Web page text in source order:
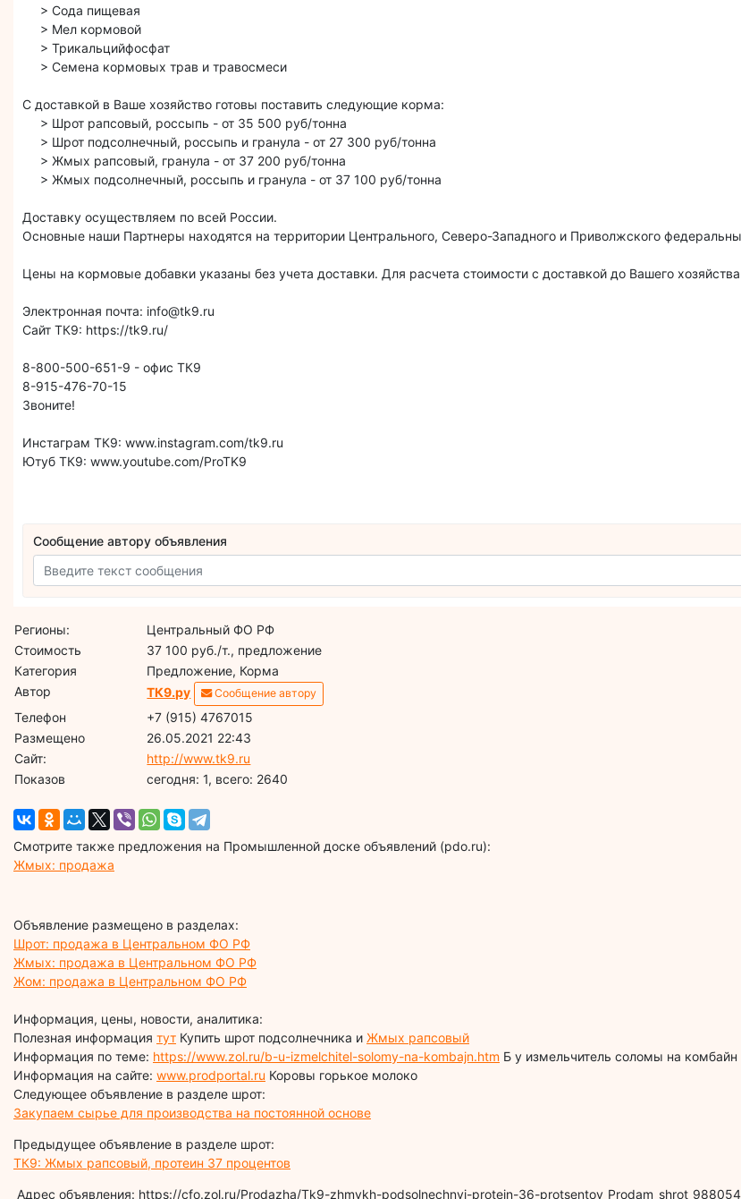
> Сода пищевая
> Мел кормовой
> Трикальцийфосфат
> Семена кормовых трав и травосмеси
С доставкой в Ваше хозяйство готовы поставить следующие корма:
> Шрот рапсовый, россыпь - от 35 500 руб/тонна
> Шрот подсолнечный, россыпь и гранула - от 27 300 руб/тонна
> Жмых рапсовый, гранула - от 37 200 руб/тонна
> Жмых подсолнечный, россыпь и гранула - от 37 100 руб/тонна
Доставку осуществляем по всей России.
Основные наши Партнеры находятся на территории Центрального, Северо-Западного и Приволжского
Цены на кормовые добавки указаны без учета доставки. Для расчета стоимости с доставкой до Вашего
Электронная почта: info@tk9.ru
Сайт ТК9: https://tk9.ru/
8-800-500-651-9 - офис ТК9
8-915-476-70-15
Звоните!
Инстаграм ТК9: www.instagram.com/tk9.ru
Ютуб ТК9: www.youtube.com/ProTK9
Сообщение автору объявления
Регионы:
Центральный ФО РФ
Стоимость
37 100 руб./т., предложение
Категория
Предложение, Корма
Автор
ТК9.ру Сообщение автору
Телефон
+7 (915) 4767015
Размещено
26.05.2021 22:43
Сайт:
http://www.tk9.ru
Показов
cегодня: 1, всего: 2640
Смотрите также предложения на Промышленной доске объявлений (pdo.ru):
Жмых: продажа
Объявление размещено в разделах:
Шрот: продажа в Центральном ФО РФ
Жмых: продажа в Центральном ФО РФ
Жом: продажа в Центральном ФО РФ
Информация, цены, новости, аналитика:
Полезная информация тут Купить шрот подсолнечника и Жмых рапсовый
Информация по теме: https://www.zol.ru/b-u-izmelchitel-solomy-na-kombajn.htm Б у измельчитель соломы на комбайн
Информация на сайте: www.prodportal.ru Коровы горькое молоко
Следующее объявление в разделе шрот:
Закупаем сырье для производства на постоянной основе
Предыдущее объявление в разделе шрот:
ТК9: Жмых рапсовый, протеин 37 процентов
Адрес объявления: https://cfo.zol.ru/Prodazha/Tk9-zhmykh-podsolnechnyj-protein-36-